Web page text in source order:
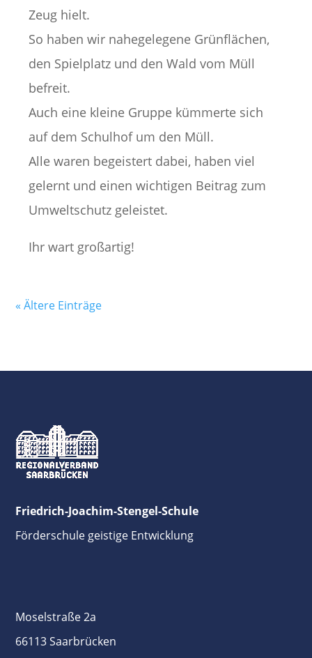
Zeug hielt.
So haben wir nahegelegene Grünflächen,
den Spielplatz und den Wald vom Müll
befreit.
Auch eine kleine Gruppe kümmerte sich
auf dem Schulhof um den Müll.
Alle waren begeistert dabei, haben viel
gelernt und einen wichtigen Beitrag zum
Umweltschutz geleistet.
Ihr wart großartig!
« Ältere Einträge
Friedrich-Joachim-Stengel-Schule
Förderschule geistige Entwicklung
Moselstraße 2a
66113 Saarbrücken